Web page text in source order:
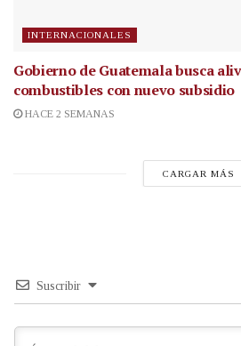
INTERNACIONALES
Gobierno de Guatemala busca
combustibles con nuevo subsidio
HACE 2 SEMANAS
CARGAR MÁS
Suscribir